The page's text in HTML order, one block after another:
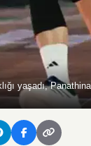
yaşadı,